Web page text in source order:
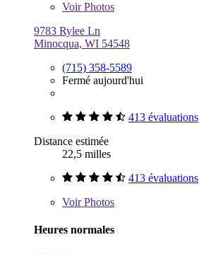
VoirPhotos
9783 Rylee Ln
Minocqua, WI 54548
(715) 358-5589
Fermé aujourd'hui
413 évaluations
Distance estimée
22,5 milles
413 évaluations
VoirPhotos
Heures normales